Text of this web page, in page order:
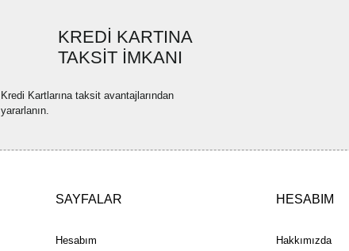
Ürün açıklamasında eksik bilgiler bulunuyor.
Ürün bilgilerinde hatalar bulunuyor.
Bu ürüne benzer farklı alternatifler olmalı.
KREDİ KARTINA
TAKSİT İMKANI
Kredi Kartlarına taksit avantajlarından
yararlanın.
SAYFALAR
Hesabım
HESABIM
Hakkımızda